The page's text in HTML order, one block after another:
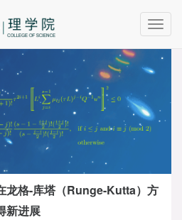
龙格-库塔（Runge-Kutta）方
新进展